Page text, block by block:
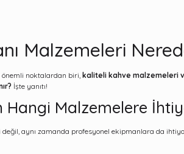
Malzemeleri
önemli noktalardan biri, kaliteli kahve malzemeleri
İşte yanıtı!
Hangi Malzemelere
aynı zamanda profesyonel ekipmanlara da